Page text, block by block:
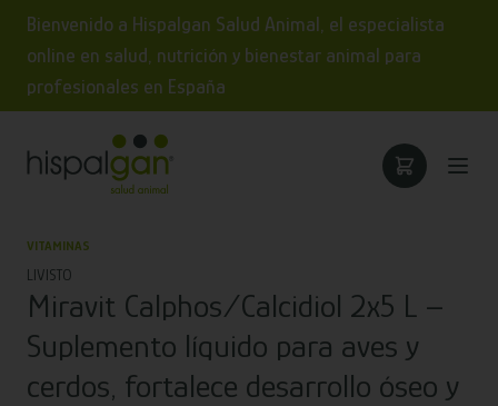
Bienvenido a Hispalgan Salud Animal, el especialista
online en salud, nutrición y bienestar animal para
profesionales en España
VITAMINAS
LIVISTO
Miravit Calphos/Calcidiol 2x5 L –
Suplemento líquido para aves y
cerdos, fortalece desarrollo óseo y